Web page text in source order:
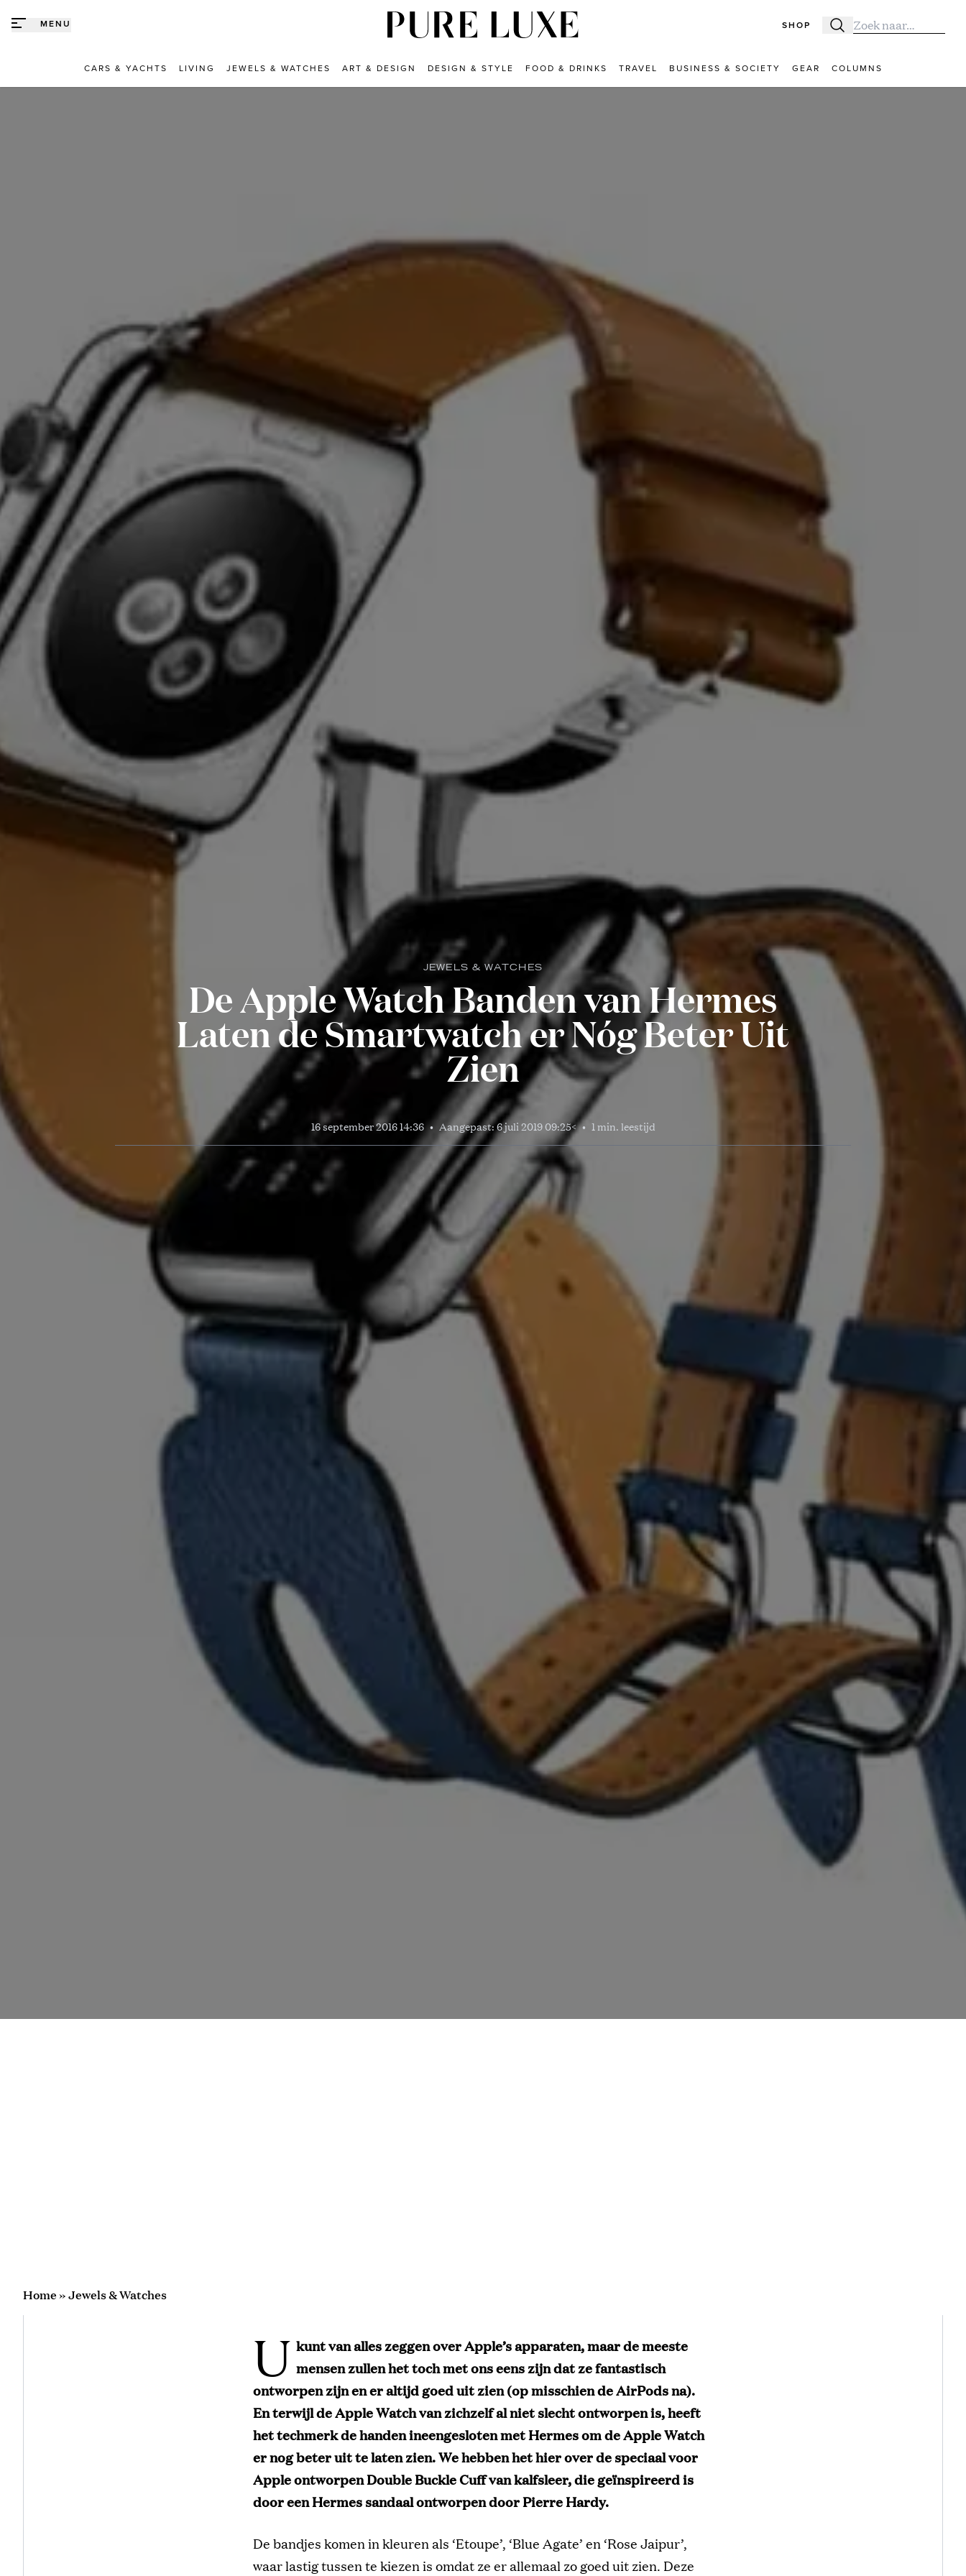
MENU SHOP Zoeken
Zoek naar:
CARS & YACHTS LIVING JEWELS & WATCHES ART & DESIGN DESIGN & STYLE FOOD & DRINKS TRAVEL BUSINESS & SOCIETY GEAR COLUMNS
JEWELS & WATCHES
De Apple Watch Banden van Hermes
Laten de Smartwatch er Nóg Beter Uit
Zien
16 september 2016 14:36 • Aangepast:6 juli 2019 09:25< • 1 min. leestijd
Home»Jewels & Watches
U kunt van alles zeggen over Apple’s apparaten, maar de meeste
mensen zullen het toch met ons eens zijn dat ze fantastisch
ontworpen zijn en er altijd goed uit zien (op misschien de AirPods na).
En terwijl de Apple Watch van zichzelf al niet slecht ontworpen is, heeft
het techmerk de handen ineengesloten met Hermes om de Apple Watch
er nog beter uit te laten zien. We hebben het hier over de speciaal voor
Apple ontworpen Double Buckle Cuff van kalfsleer, die geïnspireerd is
door een Hermes sandaal ontworpen door Pierre Hardy.
De bandjes komen in kleuren als ‘Etoupe’, ‘Blue Agate’ en ‘Rose Jaipur’,
waar lastig tussen te kiezen is omdat ze er allemaal zo goed uit zien. Deze